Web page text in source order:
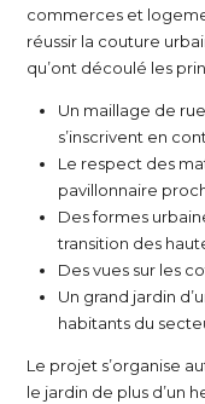
commerces et
réussir la couture
qu’ont découlé les
Un maillage de
s’inscrivent en
Le respect des
pavillonnaire
Des formes
transition des
Des vues sur les
Un grand jardin
habitants du
Le projet s’organise
le jardin de plus d’un